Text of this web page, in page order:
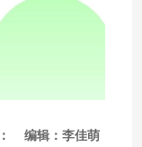
： 编辑：李佳萌